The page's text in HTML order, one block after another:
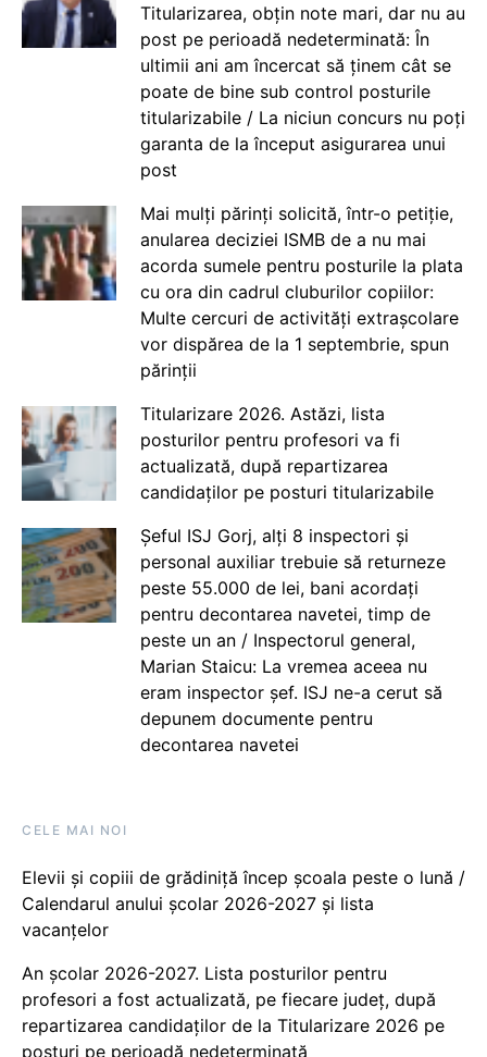
Titularizarea, obțin note mari, dar nu au
post pe perioadă nedeterminată: În
ultimii ani am încercat să ținem cât se
poate de bine sub control posturile
titularizabile / La niciun concurs nu poți
garanta de la început asigurarea unui
post
Mai mulți părinți solicită, într-o petiție,
anularea deciziei ISMB de a nu mai
acorda sumele pentru posturile la plata
cu ora din cadrul cluburilor copiilor:
Multe cercuri de activități extrașcolare
vor dispărea de la 1 septembrie, spun
părinții
Titularizare 2026. Astăzi, lista
posturilor pentru profesori va fi
actualizată, după repartizarea
candidaților pe posturi titularizabile
Șeful ISJ Gorj, alți 8 inspectori și
personal auxiliar trebuie să returneze
peste 55.000 de lei, bani acordați
pentru decontarea navetei, timp de
peste un an / Inspectorul general,
Marian Staicu: La vremea aceea nu
eram inspector șef. ISJ ne-a cerut să
depunem documente pentru
decontarea navetei
CELE MAI NOI
Elevii și copiii de grădiniță încep școala peste o lună /
Calendarul anului școlar 2026-2027 și lista
vacanțelor
An școlar 2026-2027. Lista posturilor pentru
profesori a fost actualizată, pe fiecare județ, după
repartizarea candidaților de la Titularizare 2026 pe
posturi pe perioadă nedeterminată